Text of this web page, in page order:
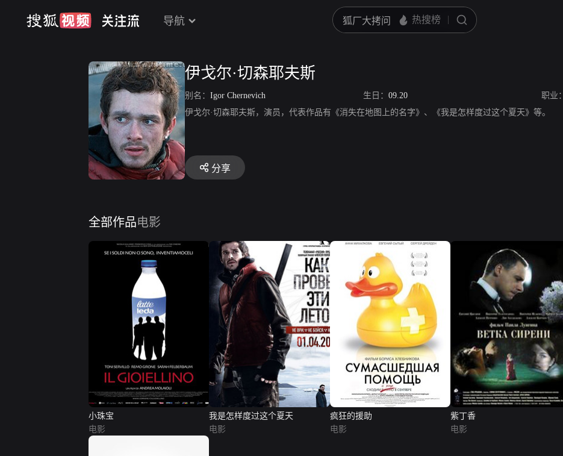
导航
伊戈尔·切森耶夫斯
别名： Igor Chernevich 生日： 09.20 职业：
伊戈尔·切森耶夫斯，演员，代表作品有《消失在地图上的名字》、《我是怎样度过这个夏天》等。
分享
全部作品电影
小珠宝
电影
我是怎样度过这个夏天
电影
疯狂的援助
电影
紫丁香
电影